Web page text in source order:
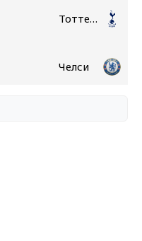
Тоттенхэм
Челси